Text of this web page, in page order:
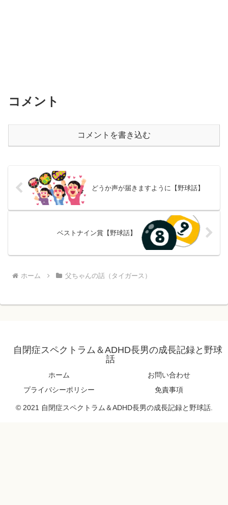
コメント
コメントを書き込む
どうか声が届きますように【野球話】
ベストナイン賞【野球話】
ホーム 父ちゃんの話（タイガース）
自閉症スペクトラム＆ADHD長男の成長記録と野球
話
ホーム
お問い合わせ
プライバシーポリシー
免責事項
© 2021 自閉症スペクトラム＆ADHD長男の成長記録と野球話.